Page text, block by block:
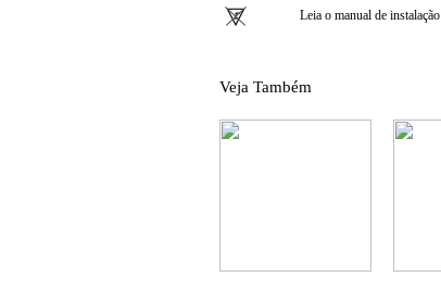
Leia o manual de instalação
Veja Também